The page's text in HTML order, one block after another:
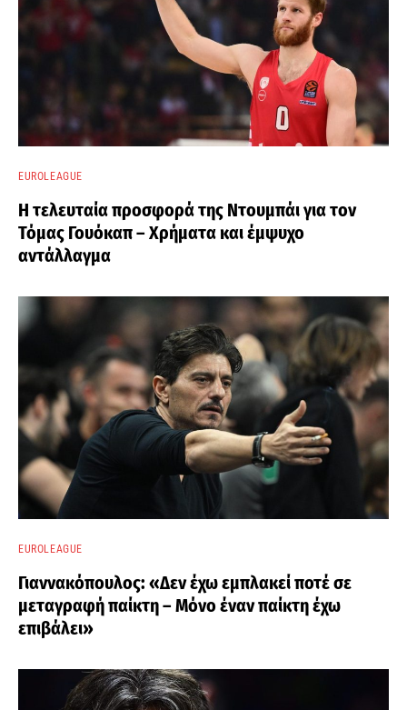
EUROLEAGUE
Η τελευταία προσφορά της Ντουμπάι για τον
Τόμας Γουόκαπ – Χρήματα και έμψυχο
αντάλλαγμα
EUROLEAGUE
Γιαννακόπουλος: «Δεν έχω εμπλακεί ποτέ σε
μεταγραφή παίκτη – Μόνο έναν παίκτη έχω
επιβάλει»